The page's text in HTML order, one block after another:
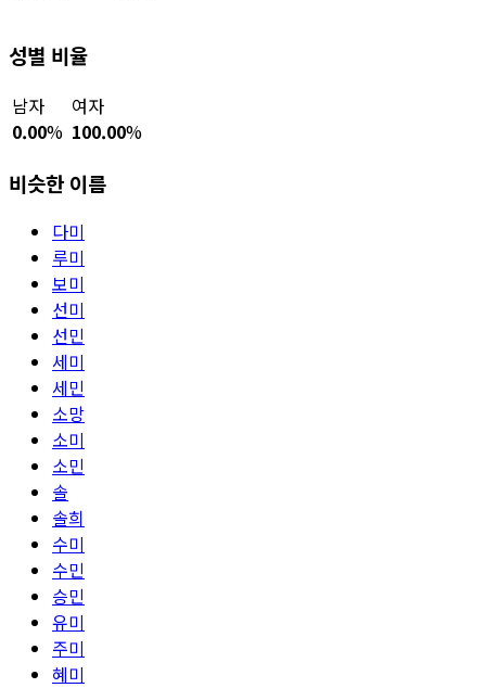
성별 비율
남자
0.00%
여자
100.00%
비슷한 이름
다미
루미
보미
선미
선민
세미
세민
소망
소미
소민
솔
솔희
수미
수민
승민
유미
주미
혜미